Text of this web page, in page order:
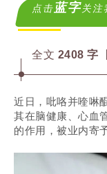
点击蓝字关注
全文 2408 字
为推进食品生产
理，优化监管资
稿）》，现向社
近日，吡咯并喹啉
其在脑健康、心血
的作用，被业内寄